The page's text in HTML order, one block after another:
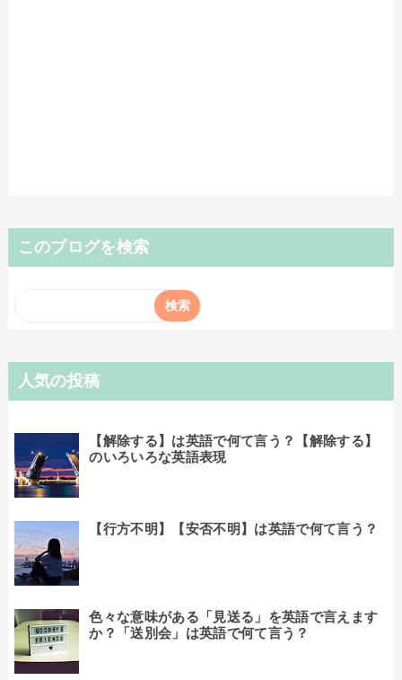
このブログを検索
人気の投稿
【解除する】は英語で何て言う？【解除する】
のいろいろな英語表現
【行方不明】【安否不明】は英語で何て言う？
色々な意味がある「見送る」を英語で言えます
か？「送別会」は英語で何て言う？